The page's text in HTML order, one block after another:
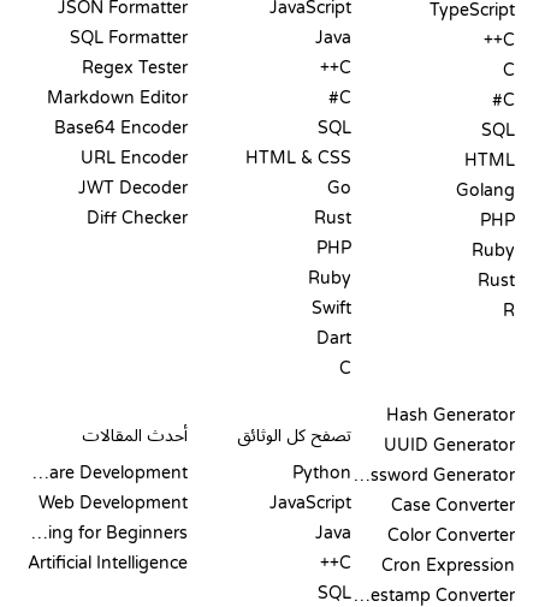
TypeScript
C++
C
C#
SQL
HTML
Golang
PHP
Ruby
Rust
R
JavaScript
Java
C++
C#
SQL
HTML & CSS
Go
Rust
PHP
Ruby
Swift
Dart
C
JSON Formatter
SQL Formatter
Regex Tester
Markdown Editor
Base64 Encoder
URL Encoder
JWT Decoder
Diff Checker
Hash Generator
UUID Generator
Password Generator
Case Converter
Color Converter
Cron Expression
Timestamp Converter
تصفح كل الوثائق
Python
JavaScript
Java
C++
SQL
أحدث المقالات
Software Development
Web Development
Coding for Beginners
Artificial Intelligence